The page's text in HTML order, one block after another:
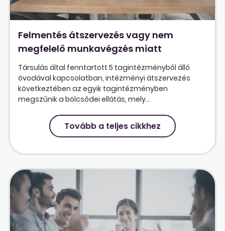
Felmentés átszervezés vagy nem
megfelelő munkavégzés miatt
Társulás által fenntartott 5 tagintézményből álló
óvodával kapcsolatban, intézményi átszervezés
következtében az egyik tagintézményben
megszűnik a bölcsődei ellátás, mely...
Tovább a teljes cikkhez